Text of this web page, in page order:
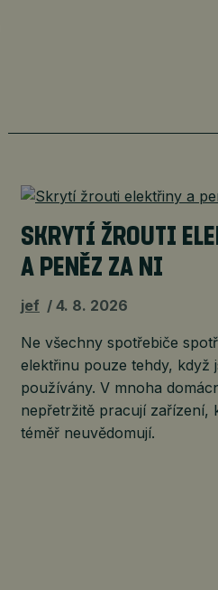
SKRYTÍ ŽROUTI
A PENĚZ ZA NI
jef 4. 8. 2026
Ne všechny spotřebiče
elektřinu pouze tehdy, když
používány. V mnoha
nepřetržitě pracují zařízení,
téměř neuvědomují.